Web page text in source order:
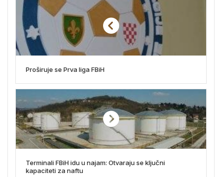
Proširuje se Prva liga FBiH
Terminali FBiH idu u najam: Otvaraju se ključni
kapaciteti za naftu